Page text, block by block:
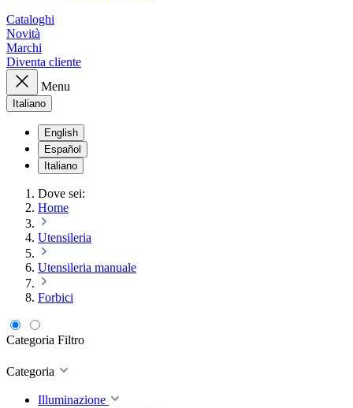
Cataloghi
Novità
Marchi
Diventa cliente
Menu
Italiano
English
Español
Italiano
Dove sei:
Home
Utensileria
Utensileria manuale
Forbici
Categoria Filtro
Categoria
Illuminazione